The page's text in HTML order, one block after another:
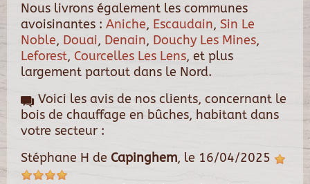
Nous livrons également les communes
avoisinantes : Aniche, Escaudain, Sin Le
Noble, Douai, Denain, Douchy Les Mines,
Leforest, Courcelles Les Lens, et plus
largement partout dans le Nord.
Voici les avis de nos clients, concernant le
bois de chauffage en bûches, habitant dans
votre secteur :
Stéphane H de Capinghem, le 16/04/2025